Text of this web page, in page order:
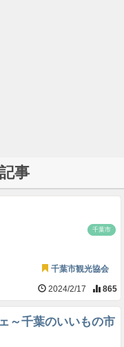
事
千葉市
千葉市観光協会
2024/2/17 865
～千葉のいいもの市